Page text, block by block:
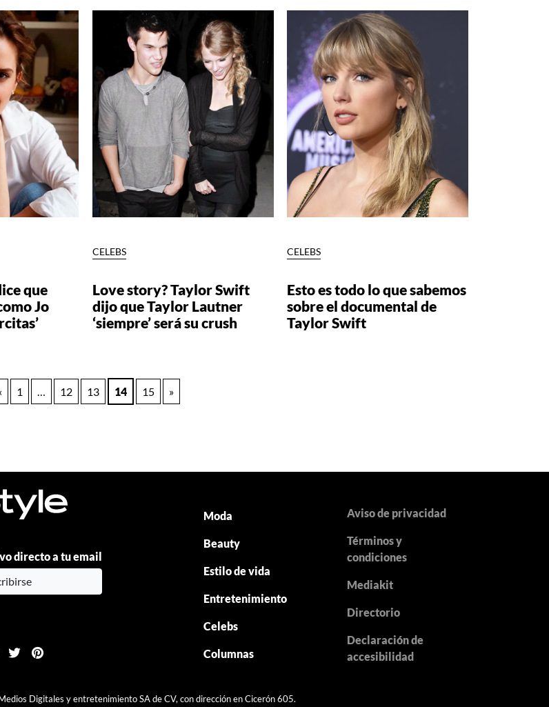
que
Jo
CELEBS
Love story? Taylor Swift
dijo que Taylor Lautner
‘siempre’ será su crush
CELEBS
Esto es todo lo que sabemos
sobre el documental de
Taylor Swift
1 … 12 13 14 15 »
directo a tu email
Moda
Beauty
Estilo de vida
Entretenimiento
Celebs
Columnas
Aviso de privacidad
Términos y
condiciones
Mediakit
Directorio
Declaración de
accesibilidad
Digitales y entretenimiento SA de CV, con dirección en Cicerón 605.